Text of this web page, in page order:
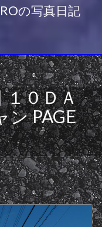
の写真日記
１０ＤＡ
PAGE